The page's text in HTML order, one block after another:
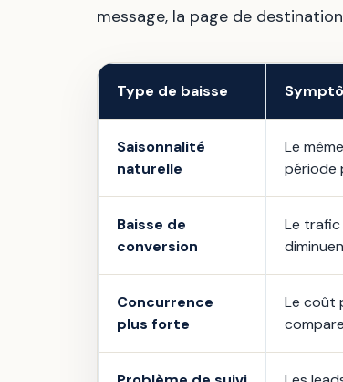
message, la page de
Type de baisse
Saisonnalité
naturelle
Le
période
Baisse de
conversion
Le trafic
Concurrence
plus forte
Le coût